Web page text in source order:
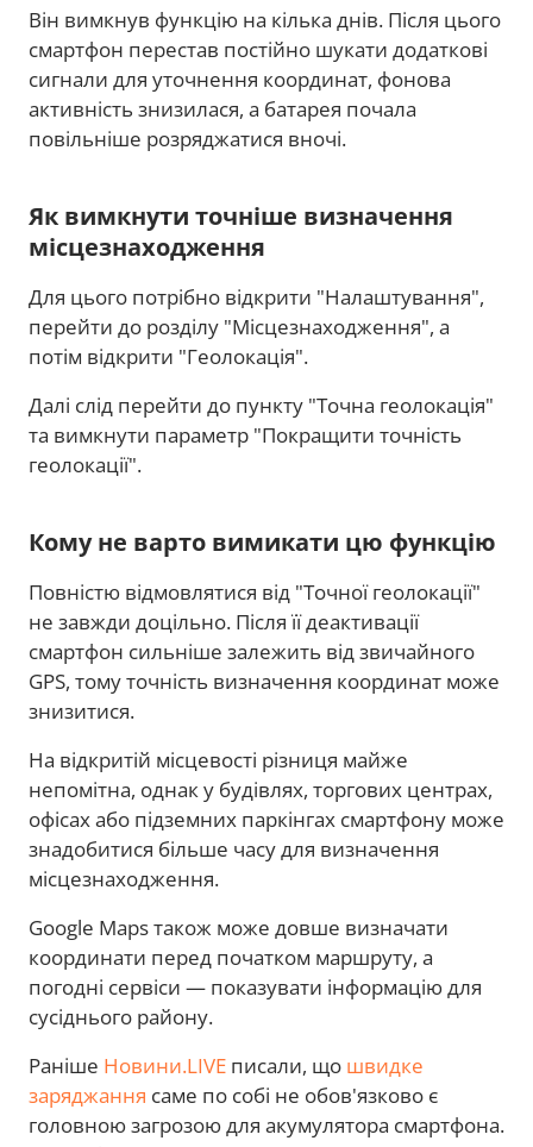
Він вимкнув функцію на кілька днів. Після цього
смартфон перестав постійно шукати додаткові
сигнали для уточнення координат, фонова
активність знизилася, а батарея почала
повільніше розряджатися вночі.
Як вимкнути точніше визначення
місцезнаходження
Для цього потрібно відкрити "Налаштування",
перейти до розділу "Місцезнаходження", а
потім відкрити "Геолокація".
Далі слід перейти до пункту "Точна геолокація"
та вимкнути параметр "Покращити точність
геолокації".
Кому не варто вимикати цю функцію
Повністю відмовлятися від "Точної геолокації"
не завжди доцільно. Після її деактивації
смартфон сильніше залежить від звичайного
GPS, тому точність визначення координат може
знизитися.
На відкритій місцевості різниця майже
непомітна, однак у будівлях, торгових центрах,
офісах або підземних паркінгах смартфону може
знадобитися більше часу для визначення
місцезнаходження.
Google Maps також може довше визначати
координати перед початком маршруту, а
погодні сервіси — показувати інформацію для
сусіднього району.
Раніше Новини.LIVE писали, що швидке
заряджання саме по собі не обов'язково є
головною загрозою для акумулятора смартфона.